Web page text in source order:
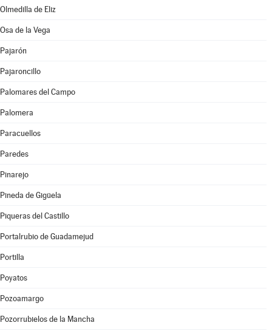
Olmedilla de Eliz
Osa de la Vega
Pajarón
Pajaroncillo
Palomares del Campo
Palomera
Paracuellos
Paredes
Pinarejo
Pineda de Gigüela
Piqueras del Castillo
Portalrubio de Guadamejud
Portilla
Poyatos
Pozoamargo
Pozorrubielos de la Mancha